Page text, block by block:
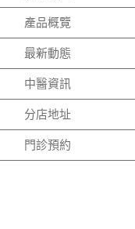
產品概覽
最新動態
中醫資訊
分店地址
門診預約